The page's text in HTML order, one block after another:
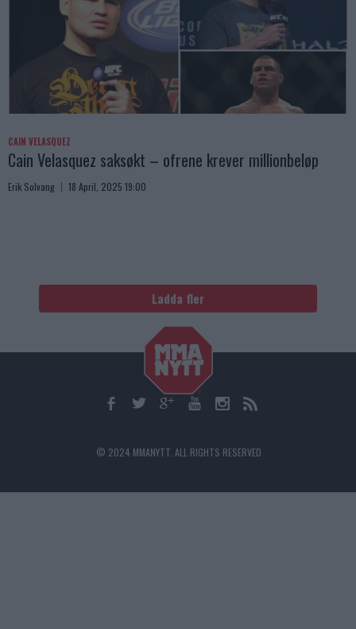
CAIN VELASQUEZ
Cain Velasquez saksøkt – ofrene krever millionbeløp
Erik Solvang 18 April, 2025 19:00
Ladda fler
© 2024 MMANYTT. ALL RIGHTS RESERVED